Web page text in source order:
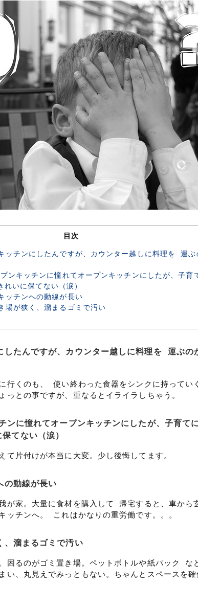
目次
ッチンにしたんですが、カウンター越しに料理を 運ぶ
キッチンに憧れてオープンキッチンにしたが、子育
いに保てない（涙）
ッチンへの動線が長い
場が狭く、溜まるゴミで汚い
したんですが、カウンター越しに料理を 運ぶの
行くのも、 使い終わった食器をシンクに持ってい
っとの事ですが、重なるとイライラしちゃう。
に憧れてオープンキッチンにしたが、子育て
てない（涙）
て片付けが本当に大変。少し後悔してます。
の動線が長い
が家。大量に食材を購入して 帰宅すると、車から
ッチンへ。 これはかなりの重労働です。。。
、溜まるゴミで汚い
困るのがゴミ置き場。ペットボトルや紙パック な
い、丸見えでみっともない。ちゃんとスペースを確